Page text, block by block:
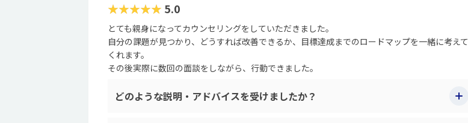
★★★★★ 5.0
とても親身になってカウンセリングをしていただきました。
自分の課題が見つかり、どうすれば改善できるか、目標達成までのロードマップを一緒に考えて
くれます。
その後実際に数回の面談をしながら、行動できました。
どのような説明・アドバイスを受けましたか？